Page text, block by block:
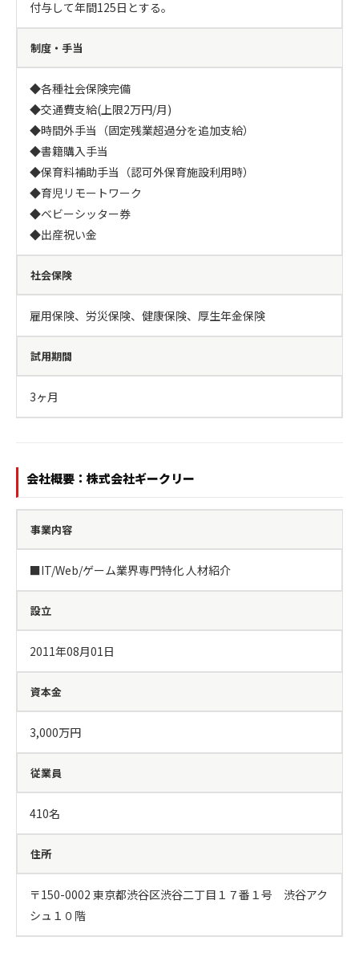
付与して年間125日とする。
制度・手当
◆各種社会保険完備
◆交通費支給(上限2万円/月)
◆時間外手当（固定残業超過分を追加支給）
◆書籍購入手当
◆保育料補助手当（認可外保育施設利用時）
◆育児リモートワーク
◆ベビーシッター券
◆出産祝い金
社会保険
雇用保険、労災保険、健康保険、厚生年金保険
試用期間
3ヶ月
会社概要：株式会社ギークリー
事業内容
■IT/Web/ゲーム業界専門特化 人材紹介
設立
2011年08月01日
資本金
3,000万円
従業員
410名
住所
〒150-0002 東京都渋谷区渋谷二丁目１７番１号　渋谷アク
シュ１０階